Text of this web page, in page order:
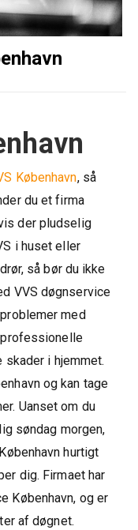
København, så
du et firma
der pludselig
i huset eller
så bør du ikke
VVS døgnservice
med
skader i hjemmet.
og kan tage
Uanset om du
søndag morgen,
hurtigt
dig. Firmaet har
København, og er
af døgnet.